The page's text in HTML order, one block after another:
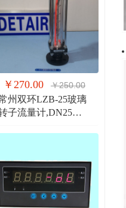
￥270.00 ￥250.00
州双环LZB-25玻璃
子流量计,DN25法